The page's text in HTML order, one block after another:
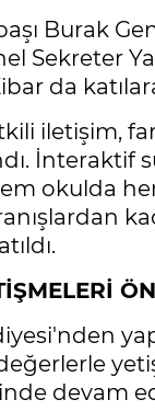
Burak
Sekreter
da
iletişim,
İnteraktif
okulda
devam